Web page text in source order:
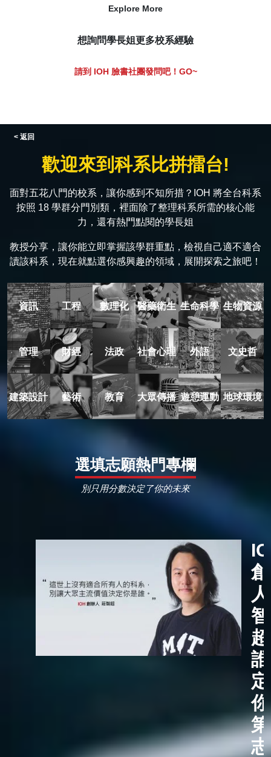
Explore More
想詢問學長姐更多校系經驗
請到 IOH 臉書社團發問吧！GO~
< 返回
歡迎來到科系比拼擂台!
面對五花八門的校系，讓你感到不知所措？IOH 將全台科系
按照 18 學群分門別類，裡面除了整理科系所需的核心能
力，還有熱門點閱的學長姐
教授分享，讓你能立即掌握該學群重點，檢視自己適不適合
讀該科系，現在就點選你感興趣的領域，展開探索之旅吧！
資訊 工程 數理化 醫藥衛生 生命科學 生物資源
管理 財經 法政 社會心理 外語 文史哲
建築設計 藝術 教育 大眾傳播 遊憩運動 地球環境
選填志願熱門專欄
別只用分數決定了你的未來
智
志